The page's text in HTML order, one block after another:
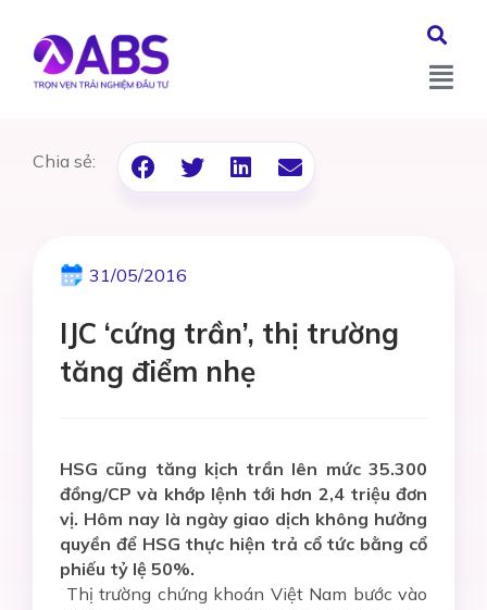
Chia sẻ:
31/05/2016
IJC ‘cứng trần’, thị trường
tăng điểm nhẹ
HSG cũng tăng kịch trần lên mức 35.300
đồng/CP và khớp lệnh tới hơn 2,4 triệu đơn
vị. Hôm nay là ngày giao dịch không hưởng
quyền để HSG thực hiện trả cổ tức bằng cổ
phiếu tỷ lệ 50%.
Thị trường chứng khoán Việt Nam bước vào